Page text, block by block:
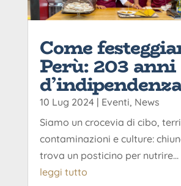
Come
Perù: 203 anni
10 Lug 2024 | Eventi, News
Siamo un crocevia di cibo,
contaminazioni e culture:
trova un posticino per nutrire...
leggi tutto